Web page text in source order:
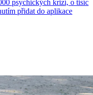
psychických krizí, o tisíc
přidat do aplikace